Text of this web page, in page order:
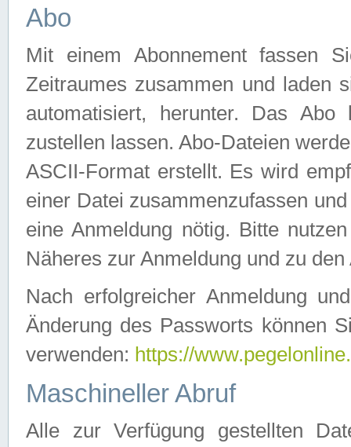
Abo
Mit einem Abonnement fassen
Zeitraumes zusammen und laden
automatisiert, herunter. Das
zustellen lassen. Abo-Dateien
ASCII-Format erstellt. Es wird
einer Datei zusammenzufassen
eine Anmeldung nötig. Bitte
Näheres zur Anmeldung und zu
Nach erfolgreicher Anmeldung
Änderung des Passworts können
verwenden: https://
Maschineller Abruf
Alle zur Verfügung gestellten